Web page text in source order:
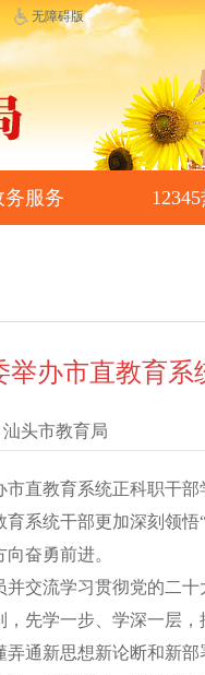
无障碍版
务服务
举办市直教育
汕头市教育局
教育系统正科职干部
系统干部更加深刻领
奋勇前进。
流学习贯彻党的二十
先学一步、学深一层
通新思想新论断和新